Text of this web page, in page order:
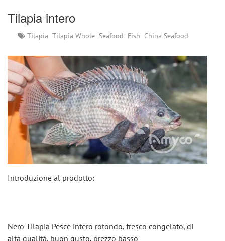
Tilapia intero
Tilapia Tilapia Whole Seafood Fish China Seafood
Introduzione al prodotto:
Nero Tilapia Pesce intero rotondo, fresco congelato, di
alta qualità, buon gusto, prezzo basso